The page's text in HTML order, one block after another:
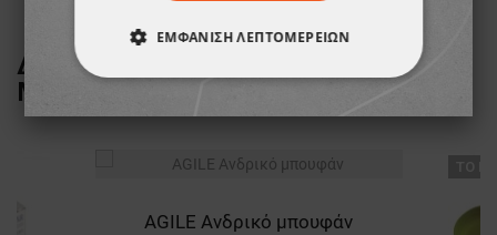
ΔΕΙΤΕ ΠΕΡΙΣΣΟΤΕΡΑ ΑΠΟ ΤΗ
ΜΑΡΚΑ
STENSO
AGILE Ανδρικό μπουφάν
ΕΜΦΆΝΙΣΗ ΛΕΠΤΟΜΕΡΕΙΏΝ
ΑΠΟΛΎΤΩΣ ΑΠΑΡΑΊΤΗΤΑ